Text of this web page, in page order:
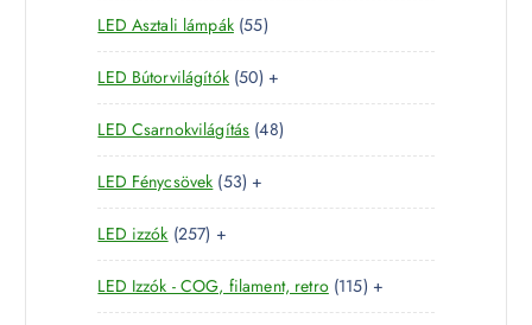
k
é
k
e
r
m
é
k
t
r
é
LED Asztali lámpák 555
5
t
e
r
m
k
LED Bútorvilágítók 505
0
t
e
r
m
k
+
LED Csarnokvilágítás 484
8
e
m
é
k
LED Fénycsövek 535
3
e
r
m
+
LED izzók 2572
5
7
t
+
LED Izzók - COG, filament, retro 1151
1
+